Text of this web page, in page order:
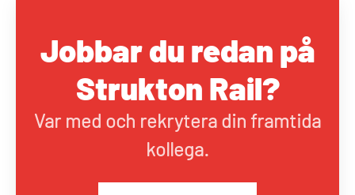
Jobbar du redan på
Strukton Rail?
Var med och rekrytera din framtida
kollega.